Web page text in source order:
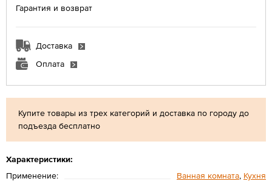
Купите товары из трех категорий и доставка по городу до
подъезда бесплатно
Характеристики:
Применение:
Ванная комната, Кухня
Гарантия и возврат
Доставка
Оплата